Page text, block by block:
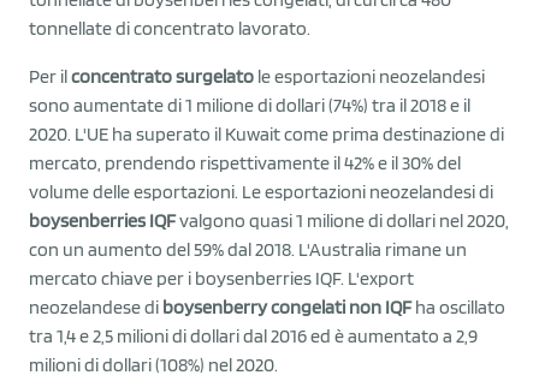
tonnellate di concentrato lavorato.
Per ilconcentrato surgelato le esportazioni neozelandesi
sono aumentate di 1 milione di dollari (74%) tra il 2018 e il
2020. L'UE ha superato il Kuwait come prima destinazione di
mercato, prendendo rispettivamente il 42% e il 30% del
volume delle esportazioni. Le esportazioni neozelandesi di
boysenberries IQFvalgono quasi 1 milione di dollari nel 2020,
con un aumento del 59% dal 2018. L'Australia rimane un
mercato chiave per i boysenberries IQF. L'export
neozelandese di boysenberry congelati non IQFha oscillato
tra 1,4 e 2,5 milioni di dollari dal 2016 ed è aumentato a 2,9
milioni di dollari (108%) nel 2020.